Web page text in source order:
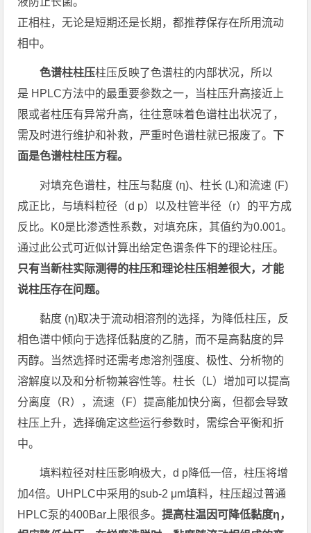
正相柱，无论是短期还是长期，都推荐保存在所用流动
相中。
色谱柱柱压柱压反映了色谱柱的内部状况，所以
是 HPLC方法中的最重要参数之一，当柱压升高接近上
限或者柱压有异常升高，往往意味着色谱柱出状况了，
需及时进行维护和补救，严重时色谱柱就已报废了。 下
面是色谱柱柱压方程。
对填充色谱柱，柱压与黏度 (η)、柱长 (L)和流速 (F)
成正比，与填料粒径（d p）以及柱管半径（r）的平方成
反比。K0是比渗透性系数，对填充床，其值约为0.001。
通过此公式可近似计算出给定色谱条件下的理论柱压。
只有当新柱实际测得的柱压和理论柱压相差很大，才能
说柱压存在问题。
黏度 (η)取决于流动相溶剂的选择，为降低柱压，反
相色谱中倾向于选择低黏度的乙腈，而不是高黏度的异
丙醇。当然选择时还需考虑溶剂强度、极性、分析物的
溶解度以及和分析物兼容性等。柱长（L）增加可以提高
分离度（R），流速（F）提高能加快分离，但都会导致
柱压上升，选择确定这些运行参数时，需综合平衡和折
中。
填料粒径对柱压影响极大，d p降低一倍，柱压将增
加4倍。UHPLC中采用的sub-2 μm填料，柱压超过普通
HPLC泵的400Bar上限很多。提高柱温因可降低黏度η，